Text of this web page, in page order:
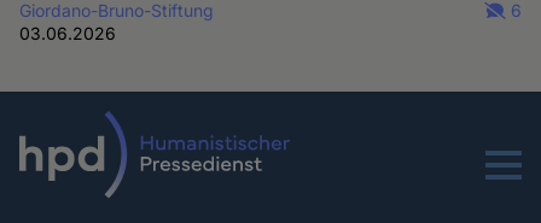
Giordano-Bruno-Stiftung
03.06.2026
6
Menu